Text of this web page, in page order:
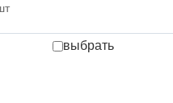
выбрать